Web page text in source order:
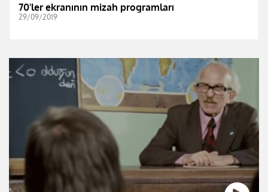
70'ler ekranının mizah programları
29/09/2019